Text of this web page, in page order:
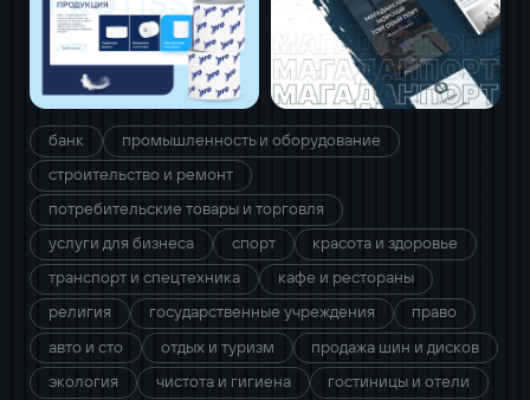
банк
промышленность и оборудование
строительство и ремонт
потребительские товары и торговля
услуги для бизнеса
спорт
красота и здоровье
транспорт и спецтехника
кафе и рестораны
религия
государственные учреждения
право
авто и сто
отдых и туризм
продажа шин и дисков
экология
чистота и гигиена гостиницы и отели